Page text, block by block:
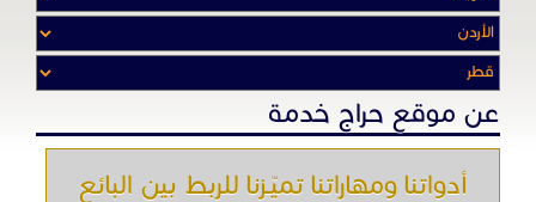
عن موقع حراج خدمة
أدواتنا ومهاراتنا تميّـزنا للربط بين البائع